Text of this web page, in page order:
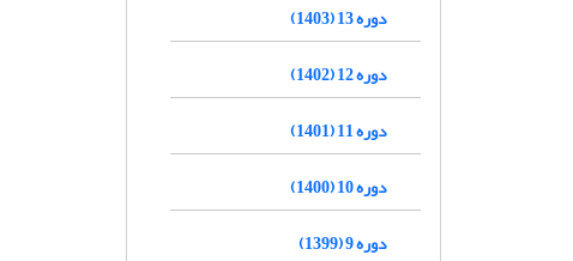
دوره 13 (1403)
دوره 12 (1402)
دوره 11 (1401)
دوره 10 (1400)
دوره 9 (1399)